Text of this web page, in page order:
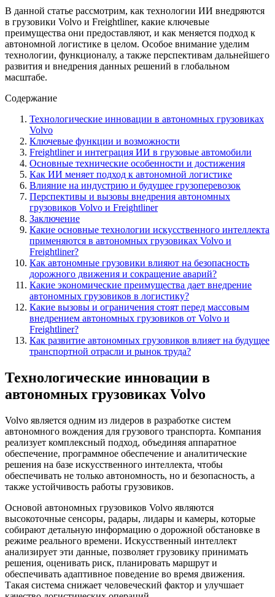
В данной статье рассмотрим, как технологии ИИ внедряются
в грузовики Volvo и Freightliner, какие ключевые
преимущества они предоставляют, и как меняется подход к
автономной логистике в целом. Особое внимание уделим
технологии, функционалу, а также перспективам дальнейшего
развития и внедрения данных решений в глобальном
масштабе.
Содержание
Технологические инновации в автономных грузовиках
Volvo
Ключевые функции и возможности
Freightliner и интеграция ИИ в грузовые автомобили
Основные технические особенности и достижения
Как ИИ меняет подход к автономной логистике
Влияние на индустрию и будущее грузоперевозок
Перспективы и вызовы внедрения автономных
грузовиков Volvo и Freightliner
Заключение
Какие основные технологии искусственного интеллекта
применяются в автономных грузовиках Volvo и
Freightliner?
Как автономные грузовики влияют на безопасность
дорожного движения и сокращение аварий?
Какие экономические преимущества дает внедрение
автономных грузовиков в логистику?
Какие вызовы и ограничения стоят перед массовым
внедрением автономных грузовиков от Volvo и
Freightliner?
Как развитие автономных грузовиков влияет на будущее
транспортной отрасли и рынок труда?
Технологические инновации в
автономных грузовиках Volvo
Volvo является одним из лидеров в разработке систем
автономного вождения для грузового транспорта. Компания
реализует комплексный подход, объединяя аппаратное
обеспечение, программное обеспечение и аналитические
решения на базе искусственного интеллекта, чтобы
обеспечивать не только автономность, но и безопасность, а
также устойчивость работы грузовиков.
Основой автономных грузовиков Volvo являются
высокоточные сенсоры, радары, лидары и камеры, которые
собирают детальную информацию о дорожной обстановке в
режиме реального времени. Искусственный интеллект
анализирует эти данные, позволяет грузовику принимать
решения, оценивать риск, планировать маршрут и
обеспечивать адаптивное поведение во время движения.
Такая система снижает человеческий фактор и улучшает